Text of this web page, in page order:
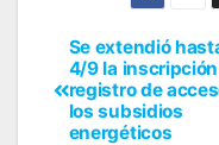
Se extendió
4/9 la
registro de
los subsidios
energéticos